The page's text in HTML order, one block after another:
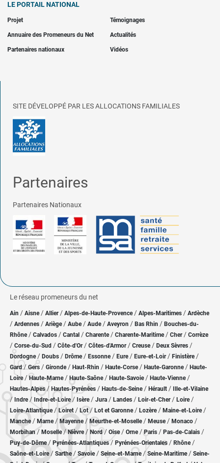
LE PORTAIL NATIONAL
Projet Témoignages
Annuaire des Promeneurs du Net Actualités
Partenaires nationaux Vidéos
SITE DÉVELOPPÉ PAR LES ALLOCATIONS FAMILIALES
Partenaires
Partenaires Nationaux
Le réseau promeneurs du net
Ain / Aisne/ Allier/ Alpes-de-Haute-Provence / Alpes-Maritimes / Ardèche
/ Ardennes / Ariège/ Aube/ Aude / Aveyron / Bas Rhin / Bouches-du-
Rhône/ Calvados / Cantal / Charente / Charente-Maritime/ Cher / Corrèze
/ Corse-du-Sud / Côte-d'Or / Côtes-d'Armor/ Creuse/ Deux Sèvres /
Dordogne/ Doubs / Drôme/ Essonne / Eure/ Eure-et-Loir / Finistère/
Gard/Gers / Gironde/ Haut-Rhin / Haute-Corse/ Haute-Garonne/ Haute-
Loire/Haute-Marne/ Haute-Saône/ Haute-Savoie/ Haute-Vienne/
Hautes-Alpes/ Hautes-Pyrénées / Hauts-de-Seine/ Hérault / Ille-et-Vilaine
/ Indre/ Indre-et-Loire/ Isère/ Jura / Landes / Loir-et-Cher/ Loire/
Loire-Atlantique/ Loiret / Lot/ Lot et Garonne/ Lozère / Maine-et-Loire/
Manche/ Marne/ Mayenne/ Meurthe-et-Moselle/ Meuse/ Monaco /
Morbihan/ Moselle/ Nièvre / Nord/ Oise / Orne/Paris / Pas-de-Calais /
Puy-de-Dôme/ Pyrénées-Atlantiques / Pyrénées-Orientales / Rhône/
Saône-et-Loire/ Sarthe/ Savoie/ Seine-et-Marne/ Seine-Maritime/ Seine-